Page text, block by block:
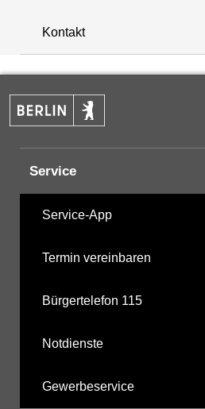
Kontakt
Service
Service-App
Termin vereinbaren
Bürgertelefon 115
Notdienste
Gewerbeservice